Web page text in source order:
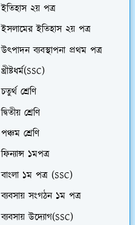
ইতিহাস ২য় পত্র
ইসলামের ইতিহাস ২য় পত্র
উৎপাদন ব্যবস্থাপনা প্রথম পত্র
খ্রীষ্টধর্ম(SSC)
চতুর্থ শ্রেণি
দ্বিতীয় শ্রেণি
পঞ্চম শ্রেণি
ফিন্যান্স ১মপত্র
বাংলা ১ম পত্র (SSC)
ব্যবসায় সংগঠন ১ম পত্র
ব্যবসায় উদ্যোগ(SSC)